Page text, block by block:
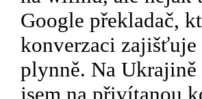
Google překladač,
konverzaci
plynně. Na
jsem na přivítanou